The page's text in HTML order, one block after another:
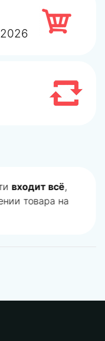
входит всё,
товара на